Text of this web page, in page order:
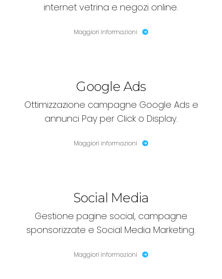
internet vetrina e negozi online.
Maggiori informazioni
Google Ads
Ottimizzazione campagne Google Ads e
annunci Pay per Click o Display.
Maggiori informazioni
Social Media
Gestione pagine social, campagne
sponsorizzate e Social Media Marketing.
Maggiori informazioni